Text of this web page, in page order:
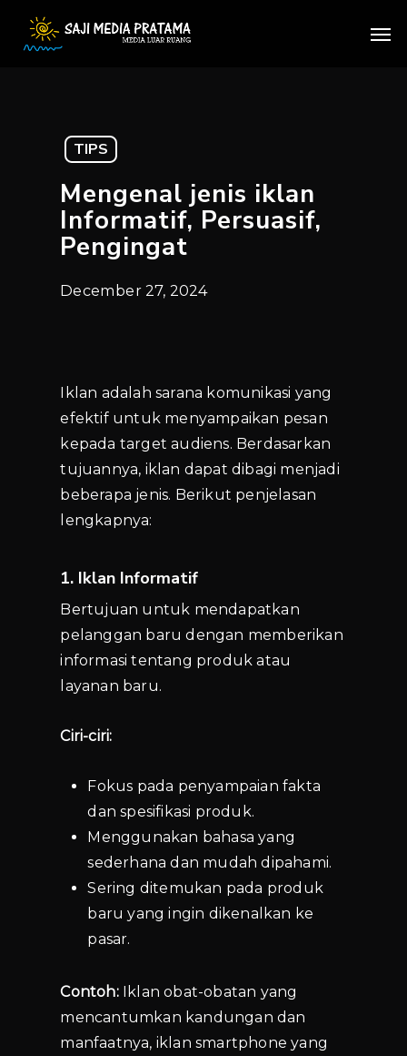
TIPS
Mengenal jenis iklan
Informatif, Persuasif,
Pengingat
December 27, 2024
Iklan adalah sarana komunikasi yang
efektif untuk menyampaikan pesan
kepada target audiens. Berdasarkan
tujuannya, iklan dapat dibagi menjadi
beberapa jenis. Berikut penjelasan
lengkapnya:
1. Iklan Informatif
Bertujuan untuk mendapatkan
pelanggan baru dengan memberikan
informasi tentang produk atau
layanan baru.
Ciri-ciri:
Fokus pada penyampaian fakta
dan spesifikasi produk.
Menggunakan bahasa yang
sederhana dan mudah dipahami.
Sering ditemukan pada produk
baru yang ingin dikenalkan ke
pasar.
Contoh:Iklan obat-obatan yang
mencantumkan kandungan dan
manfaatnya, iklan smartphone yang